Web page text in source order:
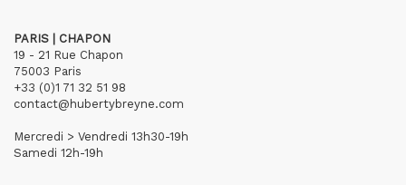
PARIS | CHAPON
19 - 21 Rue Chapon
75003 Paris
+33 (0)1 71 32 51 98
contact@hubertybreyne.com
Mercredi > Vendredi 13h30-19h
Samedi 12h-19h